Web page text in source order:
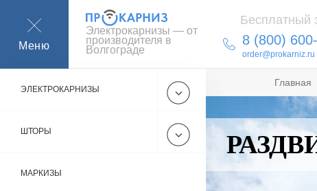
Меню
Электрокарнизы — от
производителя в
Волгограде
Бесплатный
8 (800)
order@prokarniz.ru
ЭЛЕКТРОКАРНИЗЫ
ШТОРЫ
МАРКИЗЫ
Главная